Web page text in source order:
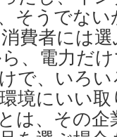
そうでな
費者には
、電力だ
で、いろ
境にいい
は、その